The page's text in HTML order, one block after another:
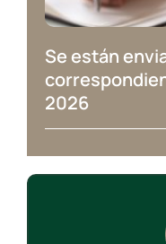
Se están
2026